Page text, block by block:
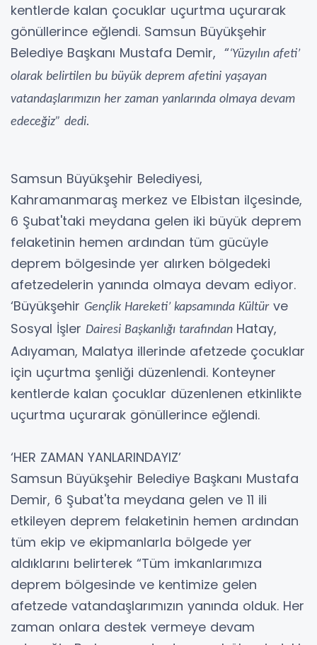
kentlerde kalan çocuklar uçurtma uçurarak
gönüllerince eğlendi. Samsun Büyükşehir
Belediye Başkanı Mustafa Demir, “‘Yüzyılın afeti’
olarak belirtilen bu büyük deprem afetini yaşayan
vatandaşlarımızın her zaman yanlarında olmaya devam
edeceğiz” dedi.
Samsun Büyükşehir Belediyesi,
Kahramanmaraş merkez ve Elbistan ilçesinde,
6 Şubat'taki meydana gelen iki büyük deprem
felaketinin hemen ardından tüm gücüyle
deprem bölgesinde yer alırken bölgedeki
afetzedelerin yanında olmaya devam ediyor.
‘Büyükşehir Gençlik Hareketi’ kapsamında Kültürve
Sosyal İşler Dairesi Başkanlığı tarafından Hatay,
Adıyaman, Malatya illerinde afetzede çocuklar
için uçurtma şenliği düzenlendi. Konteyner
kentlerde kalan çocuklar düzenlenen etkinlikte
uçurtma uçurarak gönüllerince eğlendi.
‘HER ZAMAN YANLARINDAYIZ’
Samsun Büyükşehir Belediye Başkanı Mustafa
Demir, 6 Şubat'ta meydana gelen ve 11 ili
etkileyen deprem felaketinin hemen ardından
tüm ekip ve ekipmanlarla bölgede yer
aldıklarını belirterek “Tüm imkanlarımıza
deprem bölgesinde ve kentimize gelen
afetzede vatandaşlarımızın yanında olduk. Her
zaman onlara destek vermeye devam